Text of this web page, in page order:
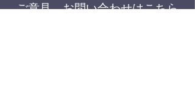
ご意見、お問い合わせはこちら